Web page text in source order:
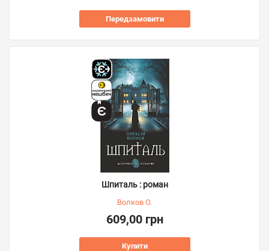
Передзамовити
Шпиталь : роман
Волков О.
609,00 грн
Купити